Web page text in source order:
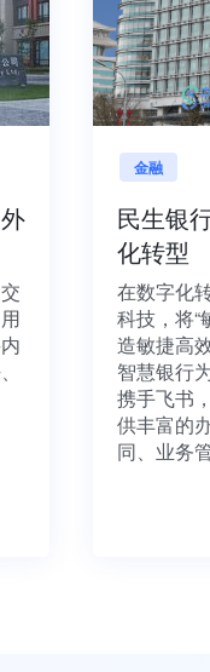
内外
目交
利用
并内
法、
民
化转
在数
科技
造敏
智慧
携手
供丰
同、